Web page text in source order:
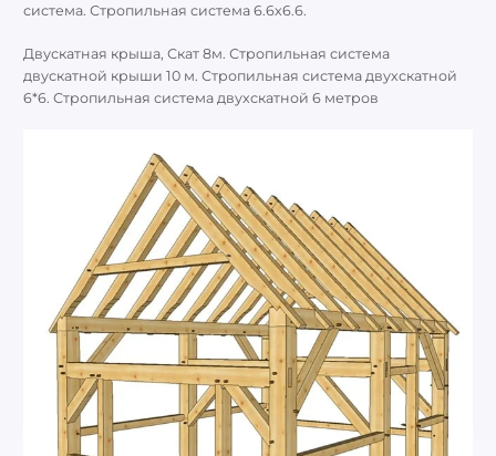
система. Стропильная система 6.6х6.6.
Двускатная крыша, Скат 8м. Стропильная система
двускатной крыши 10 м. Стропильная система двухскатной
6*6. Стропильная система двухскатной 6 метров